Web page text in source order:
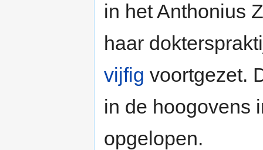
in het Anthonius
haar
vijfig voortgezet.
in de hoogovens
opgelopen.